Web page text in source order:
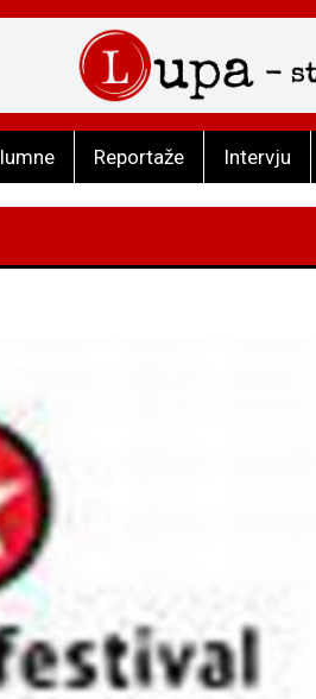
Reportaže Intervju